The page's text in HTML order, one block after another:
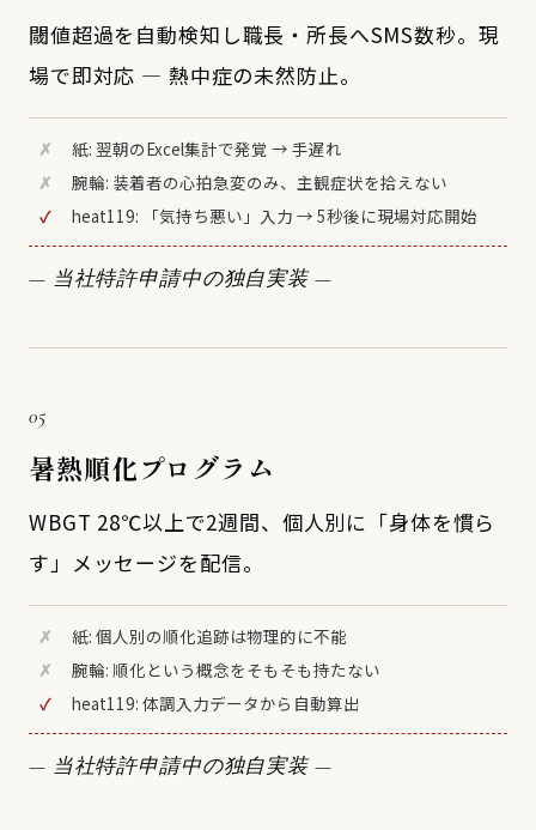
閾値超過を自動検知し職長・所長へSMS数秒。現
場で即対応 — 熱中症の未然防止。
✗
紙: 翌朝のExcel集計で発覚 → 手遅れ
✗
腕輪: 装着者の心拍急変のみ、主観症状を拾えない
✓
heat119: 「気持ち悪い」入力 → 5秒後に現場対応開始
— 当社特許申請中の独自実装 —
05
暑熱順化プログラム
WBGT 28℃以上で2週間、個人別に「身体を慣ら
す」メッセージを配信。
✗
紙: 個人別の順化追跡は物理的に不能
✗
腕輪: 順化という概念をそもそも持たない
✓
heat119: 体調入力データから自動算出
— 当社特許申請中の独自実装 —